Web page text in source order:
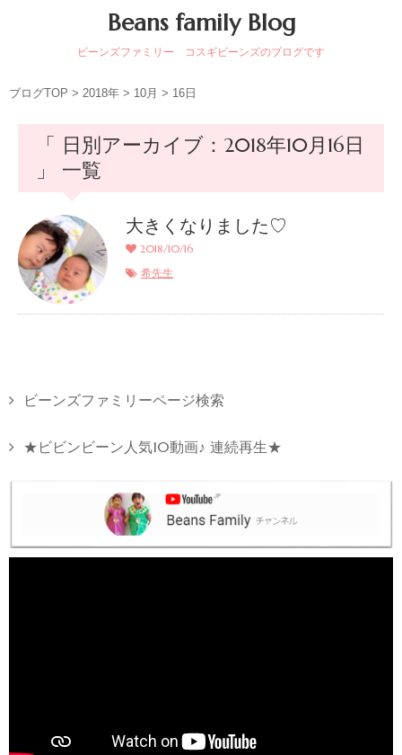
Beans family Blog
ビーンズファミリー コスギビーンズのブログです
ブログTOP > 2018年 > 10月 > 16日
「 日別アーカイブ：2018年10月16日
」 一覧
大きくなりました♡
2018/10/16
希先生
ビーンズファミリーページ検索
★ビビンビーン人気10動画♪ 連続再生★